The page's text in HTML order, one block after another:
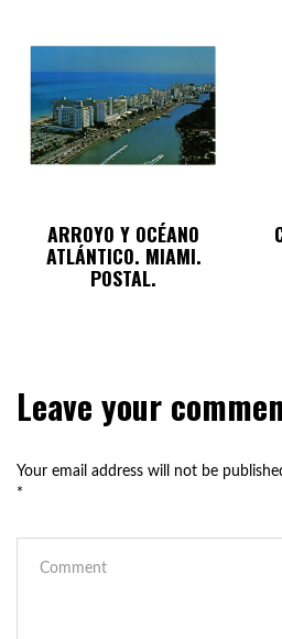
ARROYO Y OCÉANO
ATLÁNTICO. MIAMI.
POSTAL.
Leave your
Your email address will not be
*